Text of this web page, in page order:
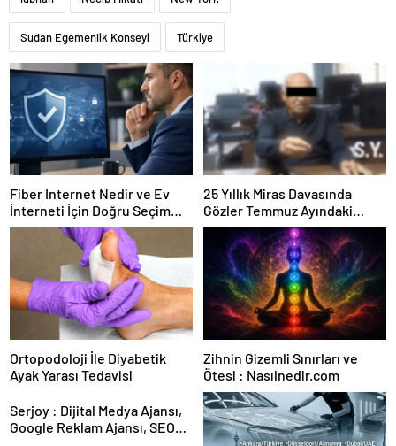
Sudan Egemenlik Konseyi Türkiye
Fiber Internet Nedir ve Ev
İnterneti İçin Doğru Seçim
Nasıl Yapılır
25 Yıllık Miras Davasında
Gözler Temmuz Ayındaki
Karar Duruşmasına Çevrildi
Ortopodoloji İle Diyabetik
Ayak Yarası Tedavisi
Zihnin Gizemli Sınırları ve
Ötesi : Nasılnedir.com
Serjoy : Dijital Medya Ajansı,
Google Reklam Ajansı, SEO